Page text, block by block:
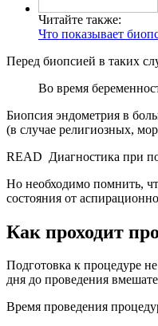
Читайте также:
Что показывает
Перед биопсией в таких
Во время
Биопсия эндометрия в
(в случае религиозных,
READ Диагностика при
Но необходимо помнить,
состояния от
Как проходит
Подготовка к процедуре
дня до проведения
Время проведения